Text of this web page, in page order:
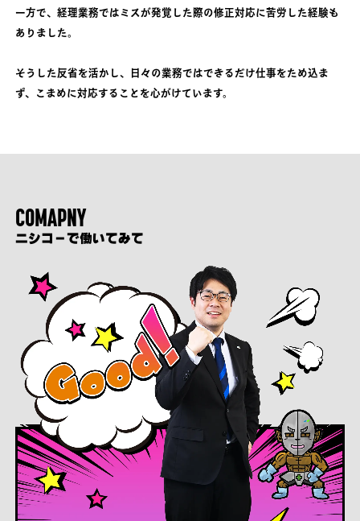
一方で、経理業務ではミスが発覚した際の修正対応に苦労した経験も
ありました。
そうした反省を活かし、日々の業務ではできるだけ仕事をため込ま
ず、こまめに対応することを心がけています。
COMAPNY
ニシコーで働いてみて